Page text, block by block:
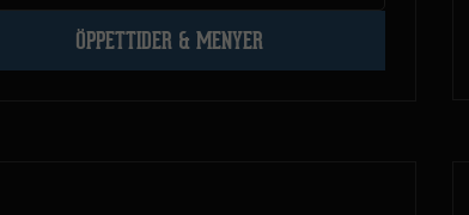
ÖPPETTIDER & MENYER